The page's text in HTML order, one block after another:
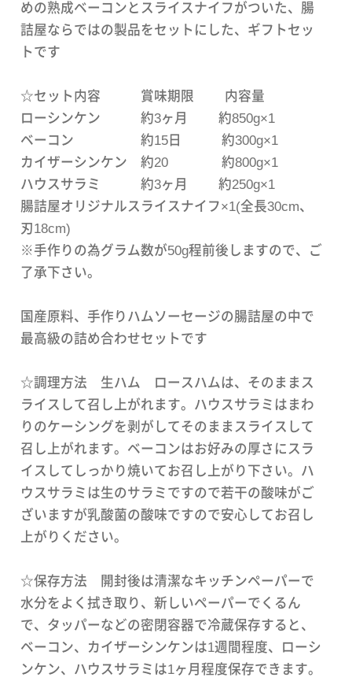
めの熟成ベーコンとスライスナイフがついた、腸
詰屋ならではの製品をセットにした、ギフトセッ
トです
☆セット内容 賞味期限 内容量
ローシンケン 約3ヶ月 約850g×1
ベーコン 約15日 約300g×1
カイザーシンケン 約20 約800g×1
ハウスサラミ 約3ヶ月 約250g×1
腸詰屋オリジナルスライスナイフ×1(全長30cm、
刃18cm)
※手作りの為グラム数が50g程前後しますので、ご
了承下さい。
国産原料、手作りハムソーセージの腸詰屋の中で
最高級の詰め合わせセットです
☆調理方法 生ハム ロースハムは、そのままス
ライスして召し上がれます。ハウスサラミはまわ
りのケーシングを剥がしてそのままスライスして
召し上がれます。ベーコンはお好みの厚さにスラ
イスしてしっかり焼いてお召し上がり下さい。ハ
ウスサラミは生のサラミですので若干の酸味がご
ざいますが乳酸菌の酸味ですので安心してお召し
上がりください。
☆保存方法 開封後は清潔なキッチンペーパーで
水分をよく拭き取り、新しいペーパーでくるん
で、タッパーなどの密閉容器で冷蔵保存すると、
ベーコン、カイザーシンケンは1週間程度、ローシ
ンケン、ハウスサラミは1ヶ月程度保存できます。